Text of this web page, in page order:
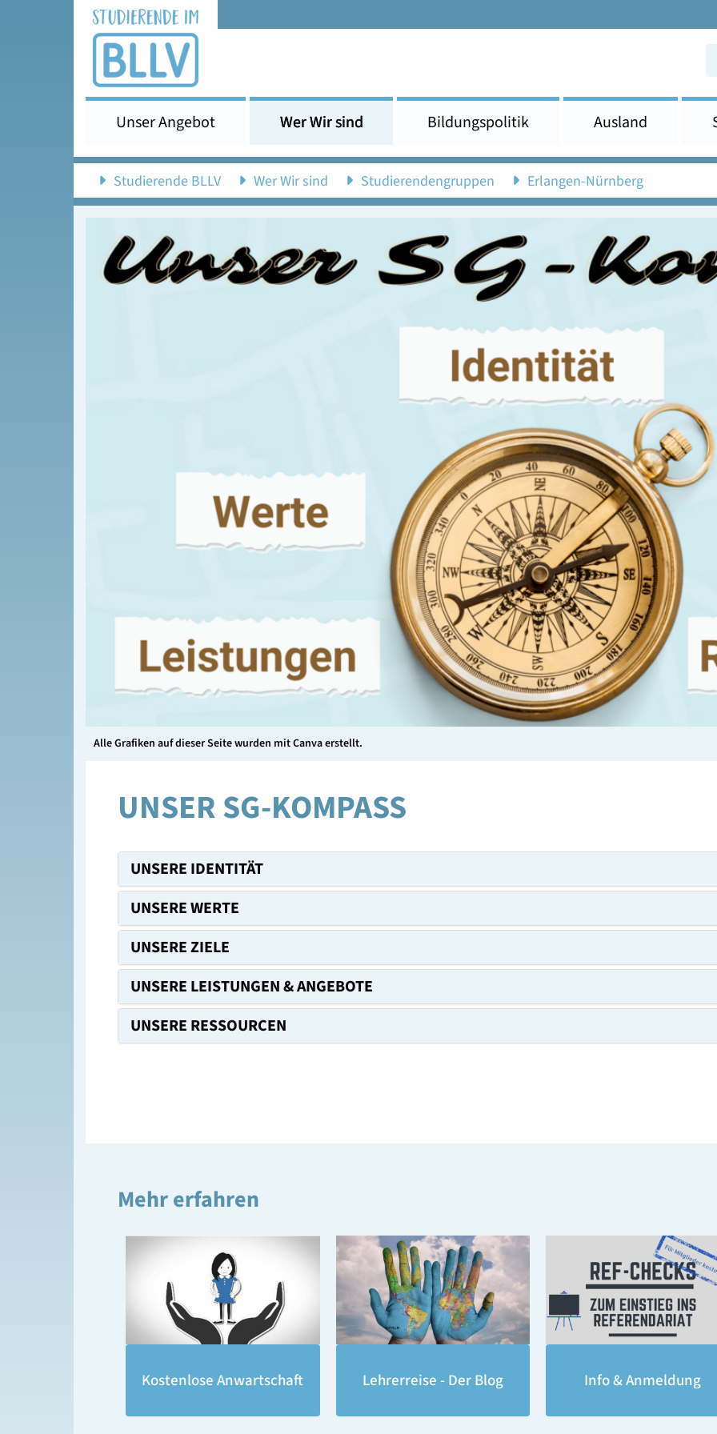
Unser Angebot Wer Wir sind Bildungspolitik Ausland
Studierende BLLV Wer Wir sind Studierendengruppen Erlangen-Nürnberg
Alle Grafiken auf dieser Seite wurden mit Canva erstellt.
UNSER SG-KOMPASS
UNSERE IDENTITÄT
UNSERE WERTE
UNSERE ZIELE
UNSERE LEISTUNGEN & ANGEBOTE
UNSERE RESSOURCEN
Mehr erfahren
Kostenlose Anwartschaft Lehrerreise - Der Blog Info & Anmeldung